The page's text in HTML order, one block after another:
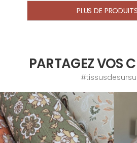
PLUS DE PRODUITS
PARTAGEZ VOS